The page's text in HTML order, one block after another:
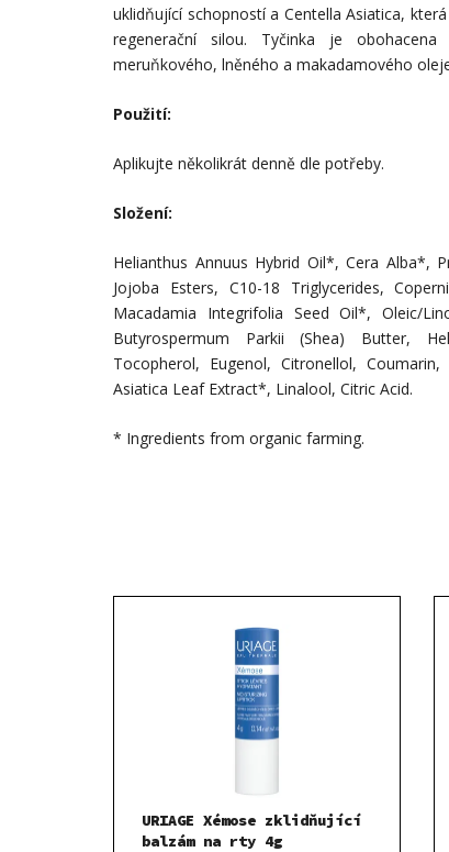
uklidňující schopností a Centella Asiatica,
regenerační silou. Tyčinka je
meruňkového, lněného a makadamového
Použití:
Aplikujte několikrát denně dle potřeby.
Složení:
Helianthus Annuus Hybrid Oil*, Cera Alba*,
Jojoba Esters, C10-18 Triglycerides,
Macadamia Integrifolia Seed Oil*, Oleic/
Butyrospermum Parkii (Shea) Butter,
Tocopherol, Eugenol, Citronellol, Coumarin,
Asiatica Leaf Extract*, Linalool, Citric Acid.
* Ingredients from organic farming.
URIAGE Xémose zklidňující
balzám na rty 4g